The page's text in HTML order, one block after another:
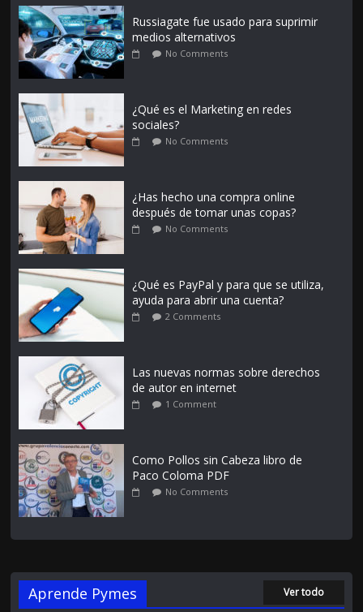
Russiagate fue usado para suprimir
medios alternativos
No Comments
¿Qué es el Marketing en redes
sociales?
No Comments
¿Has hecho una compra online
después de tomar unas copas?
No Comments
¿Qué es PayPal y para que se utiliza,
ayuda para abrir una cuenta?
2 Comments
Las nuevas normas sobre derechos
de autor en internet
1 Comment
Como Pollos sin Cabeza libro de
Paco Coloma PDF
No Comments
Aprende Pymes Ver todo